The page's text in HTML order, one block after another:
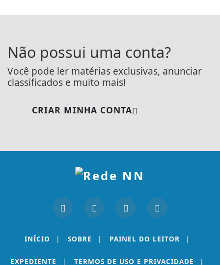
Não possui uma conta?
Você pode ler matérias exclusivas, anunciar
classificados e muito mais!
CRIAR MINHA CONTA
INÍCIO | SOBRE | PAINEL DO LEITOR |
EXPEDIENTE | TERMOS DE USO E PRIVACIDADE |
Termos de Uso e Privacidade